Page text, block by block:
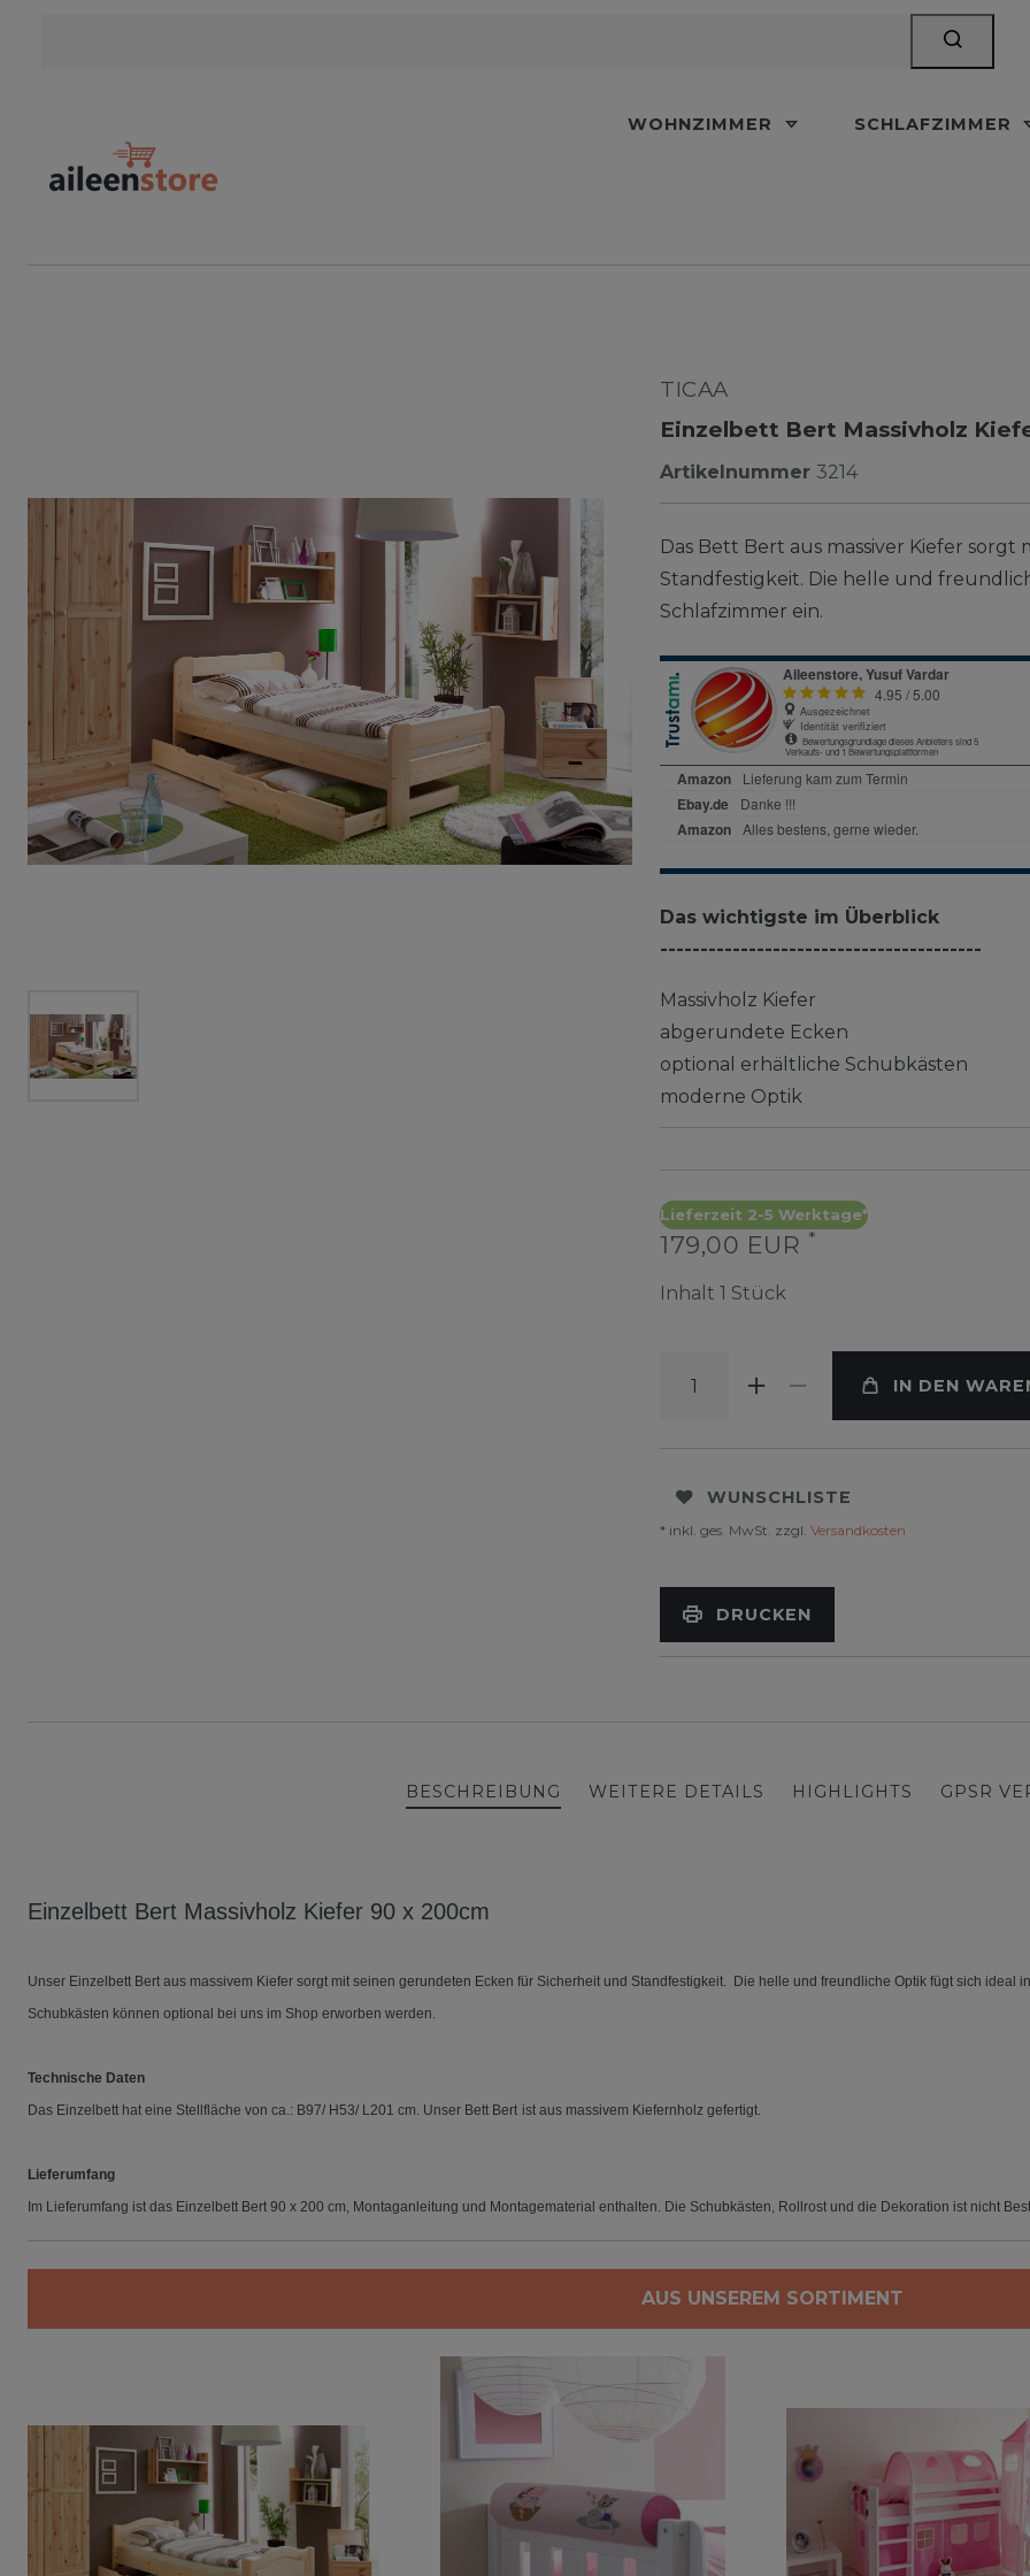
WOHNZIMMER SCHLAFZIMMER
TICAA
Einzelbett Bert Massivholz
Artikelnummer 3214
Das Bett Bert aus massiver Kiefer
Standfestigkeit. Die helle und
Schlafzimmer ein.
Das wichtigste im Überblick
----------------------------------------
Massivholz Kiefer
abgerundete Ecken
optional erhältliche Schubkästen
moderne Optik
Lieferzeit 2-5 Werktage*
179,00 EUR *
Inhalt 1 Stück
IN DEN
WUNSCHLISTE
* inkl. ges. MwSt. zzgl. Versandkosten
DRUCKEN
BESCHREIBUNG WEITERE DETAILS HIGHLIGHTS GPSR
Einzelbett Bert Massivholz Kiefer 90 x 200cm
Unser Einzelbett Bert aus massivem Kiefer sorgt mit seinen gerundeten Ecken für Sicherheit und Standfestigkeit. Die helle und freundliche Optik fügt sich ideal
Schubkästen können optional bei uns im Shop erworben werden.
Technische Daten
Das Einzelbett hat eine Stellfläche von ca.: B97/ H53/ L201 cm. Unser Bett Bert ist aus massivem Kiefernholz gefertigt.
Lieferumfang
Im Lieferumfang ist das Einzelbett Bert 90 x 200 cm, Montaganleitung und Montagematerial enthalten. Die Schubkästen, Rollrost und die Dekoration ist nicht
AUS UNSEREM SORTIMENT